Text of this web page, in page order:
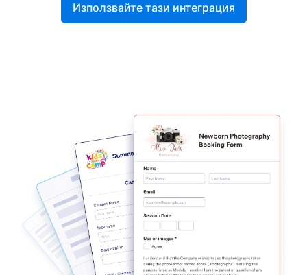
Използвайте тази интеграция